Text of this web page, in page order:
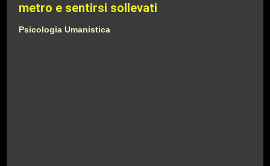
metro e sentirsi sollevati
Psicologia Umanistica